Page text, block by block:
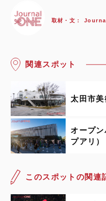
取材・文：
関連スポット
太田市
オープ
プアリ）
このスポットの関連